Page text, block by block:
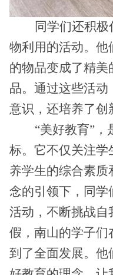
同学们还积
物利用的活动。他
的物品变成了精美
品。通过这些活
意识，还培养了创
“美好教育”，
标。它不仅关注学
养学生的综合素质
念的引领下，同学
活动，不断挑战自
假，南山的学子们
到了全面发展。他